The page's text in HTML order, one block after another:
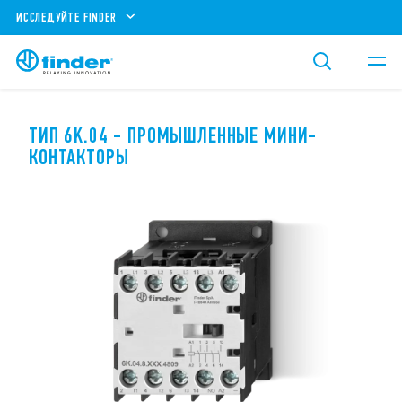
ИССЛЕДУЙТЕ FINDER
ТИП 6K.04 - ПРОМЫШЛЕННЫЕ МИНИ-
КОНТАКТОРЫ